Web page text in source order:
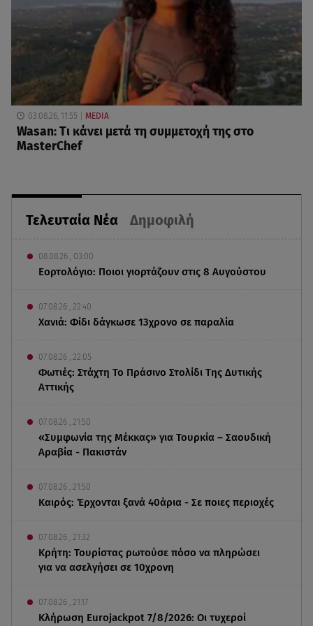
Τελευταία Νέα Δημοφιλή
08.08.26 , 03:00
Εορτολόγιο: Ποιοι γιορτάζουν στις 8 Αυγούστου
07.08.26 , 22:40
Χανιά: Φίδι δάγκωσε 13χρονο σε παραλία
07.08.26 , 22:05
Φωτιές: Στάχτη Το Πράσινο Στολίδι Της Δυτικής
Αττικής
07.08.26 , 21:50
«Συμφωνία της Μέκκας» για Τουρκία – Σαουδική
Αραβία - Πακιστάν
07.08.26 , 21:50
Καιρός: Έρχονται ξανά 40άρια - Σε ποιες περιοχές
07.08.26 , 21:32
Κρήτη: Τουρίστας ρωτούσε πόσο να πληρώσει
για να ασελγήσει σε 10χρονη
07.08.26 , 21:17
Κλήρωση Eurojackpot 7/8/2026: Οι τυχεροί
03.08.26, 11:55 MEDIA
Wasan: Tι κάνει μετά τη συμμετοχή της στο
MasterChef